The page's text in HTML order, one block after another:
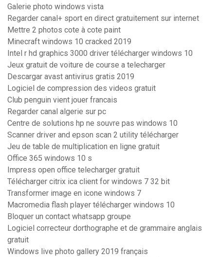
Galerie photo windows vista
Regarder canal+ sport en direct gratuitement sur internet
Mettre 2 photos cote à cote paint
Minecraft windows 10 cracked 2019
Intel r hd graphics 3000 driver télécharger windows 10
Jeux gratuit de voiture de course a telecharger
Descargar avast antivirus gratis 2019
Logiciel de compression des videos gratuit
Club penguin vient jouer francais
Regarder canal algerie sur pc
Centre de solutions hp ne souvre pas windows 10
Scanner driver and epson scan 2 utility télécharger
Jeu de table de multiplication en ligne gratuit
Office 365 windows 10 s
Impress open office telecharger gratuit
Télécharger citrix ica client for windows 7 32 bit
Transformer image en icone windows 7
Macromedia flash player télécharger windows 10
Bloquer un contact whatsapp groupe
Logiciel correcteur dorthographe et de grammaire anglais
gratuit
Windows live photo gallery 2019 français